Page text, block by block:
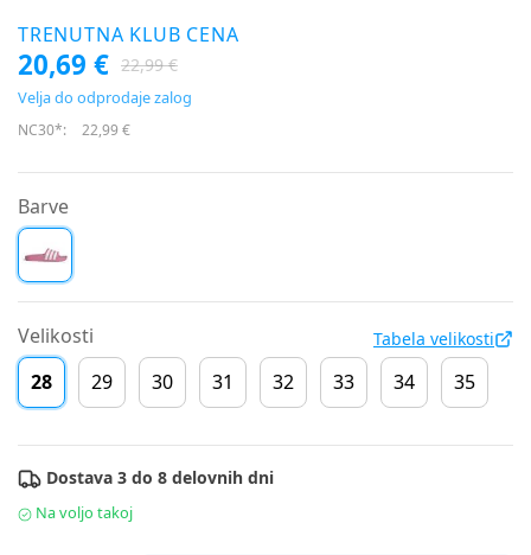
TRENUTNA KLUB CENA
20,69 € 22,99 €
Velja do odprodaje zalog
NC30*: 22,99 €
Barve
Velikosti Tabela velikosti
28 29 30 31 32 33 34 35
Dostava 3 do 8 delovnih dni
Na voljo takoj